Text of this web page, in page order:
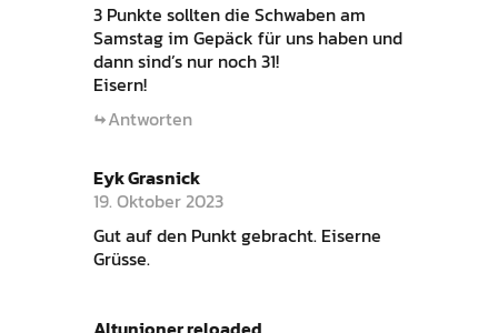
3 Punkte sollten die Schwaben am
Samstag im Gepäck für uns haben und
dann sind’s nur noch 31!
Eisern!
Antworten
Eyk Grasnick
19. Oktober 2023
Gut auf den Punkt gebracht. Eiserne
Grüsse.